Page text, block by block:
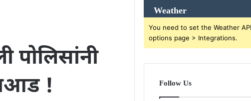
पोलिसांनी
!
Weather
You need to set the Weather
options page > Integrations.
Follow Us